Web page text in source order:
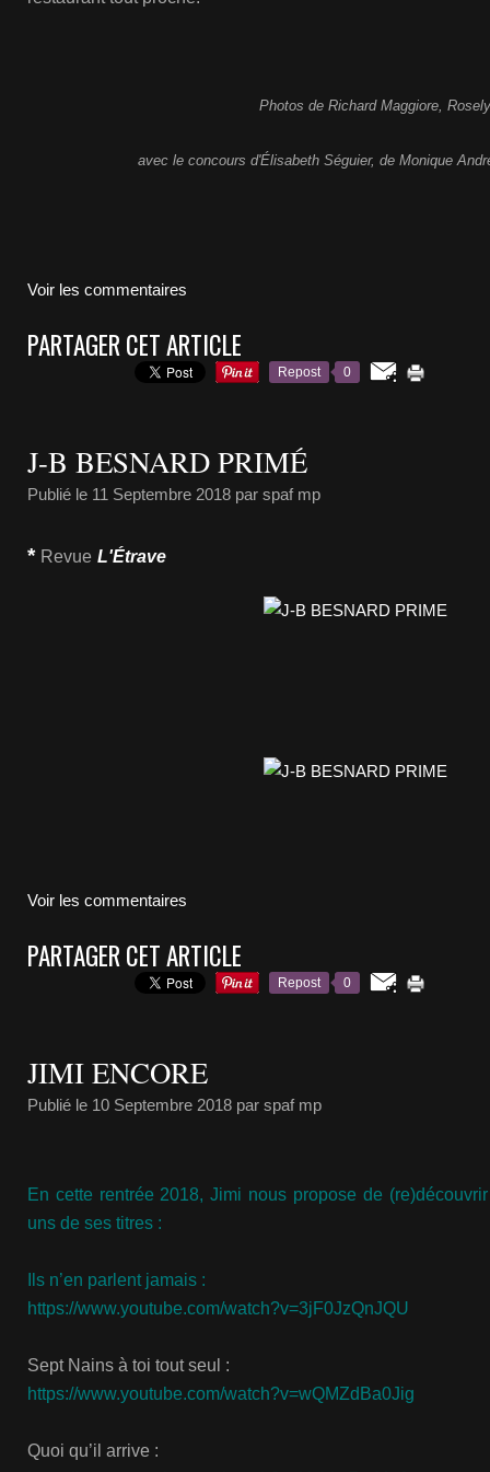
Photos de Richard Maggiore,
avec le concours d'Élisabeth Séguier, de Monique
Voir les commentaires
PARTAGER CET ARTICLE
Repost 0
J-B BESNARD PRIMÉ
Publié le 11 Septembre 2018 par spaf mp
* Revue L'Étrave
Voir les commentaires
PARTAGER CET ARTICLE
Repost 0
JIMI ENCORE
Publié le 10 Septembre 2018 par spaf mp
En cette rentrée 2018, Jimi nous propose de
uns de ses titres :
Ils n’en parlent jamais :
https://www.youtube.com/watch?v=3jF0JzQnJQU
Sept Nains à toi tout seul :
https://www.youtube.com/watch?v=wQMZdBa0Jig
Quoi qu’il arrive :